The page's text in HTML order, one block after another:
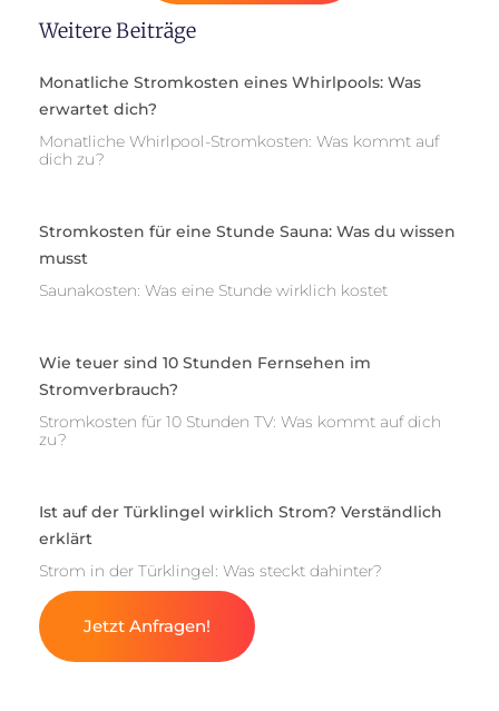
Weitere Beiträge
Monatliche Stromkosten eines Whirlpools: Was
erwartet dich?
Monatliche Whirlpool-Stromkosten: Was kommt auf
dich zu?
Stromkosten für eine Stunde Sauna: Was du wissen
musst
Saunakosten: Was eine Stunde wirklich kostet
Wie teuer sind 10 Stunden Fernsehen im
Stromverbrauch?
Stromkosten für 10 Stunden TV: Was kommt auf dich
zu?
Ist auf der Türklingel wirklich Strom? Verständlich
erklärt
Strom in der Türklingel: Was steckt dahinter?
Jetzt Anfragen!